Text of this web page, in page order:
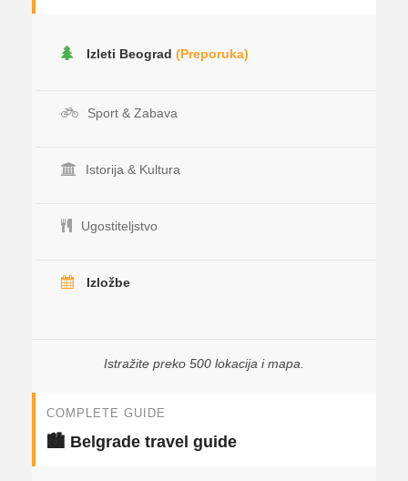
Izleti Beograd (Preporuka)
Sport & Zabava
Istorija & Kultura
Ugostiteljstvo
Izložbe
Istražite preko 500 lokacija i mapa.
COMPLETE GUIDE
🏙️ Belgrade travel guide